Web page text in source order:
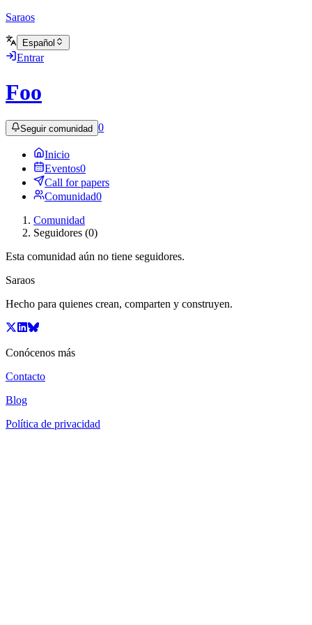
Saraos
Español
Entrar
Foo
Seguir comunidad 0
Inicio
Eventos0
Call for papers
Comunidad0
Comunidad
Seguidores (0)
Esta comunidad aún no tiene seguidores.
Saraos
Hecho para quienes crean, comparten y construyen.
Conócenos más
Contacto
Blog
Política de privacidad